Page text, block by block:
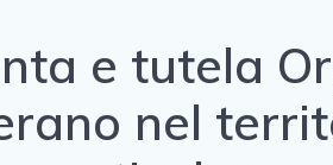
e tutela
nel